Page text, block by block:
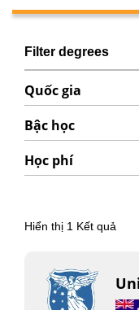
Filter degrees
Quốc gia
Bậc học
Học phí
Hiển thị 1 Kết quả